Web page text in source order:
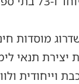
מיליארד שקלים ביותר מ-200
זאת לטובת
וייחודית